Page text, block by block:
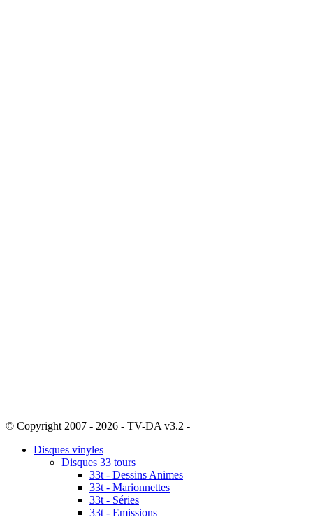
© Copyright 2007 - 2026 - TV-DA v3.2 -
Disques vinyles
Disques 33 tours
33t - Dessins Animes
33t - Marionnettes
33t - Séries
33t - Emissions